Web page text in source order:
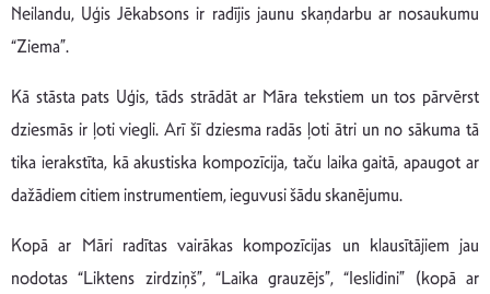
Neilandu, Uģis Jēkabsons ir radījis jaunu skaņdarbu ar nosaukumu
“Ziema”.
Kā stāsta pats Uģis, tāds strādāt ar Māra tekstiem un tos pārvērst
dziesmās ir ļoti viegli. Arī šī dziesma radās ļoti ātri un no sākuma tā
tika ierakstīta, kā akustiska kompozīcija, taču laika gaitā, apaugot ar
dažādiem citiem instrumentiem, ieguvusi šādu skanējumu.
Kopā ar Māri radītas vairākas kompozīcijas un klausītājiem jau
nodotas “Liktens zirdziņš”, “Laika grauzējs”, “Ieslidini” (kopā ar